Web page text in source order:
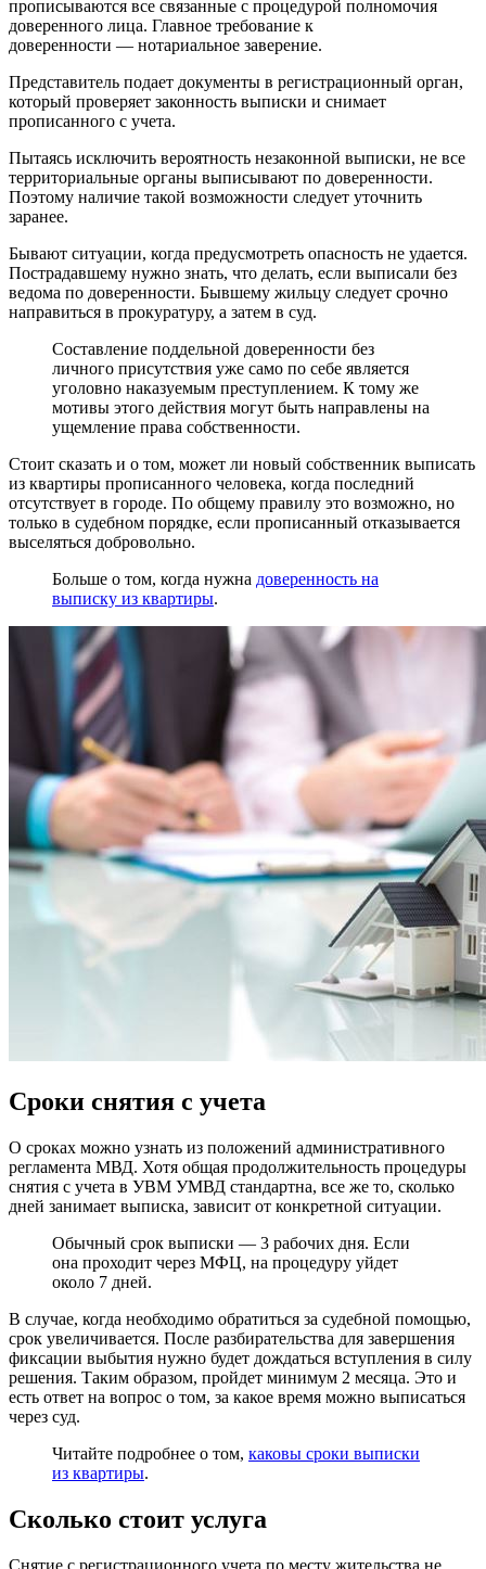
прописываются все связанные с процедурой полномочия
доверенного лица. Главное требование к
доверенности — нотариальное заверение.
Представитель подает документы в регистрационный орган,
который проверяет законность выписки и снимает
прописанного с учета.
Пытаясь исключить вероятность незаконной выписки, не все
территориальные органы выписывают по доверенности.
Поэтому наличие такой возможности следует уточнить
заранее.
Бывают ситуации, когда предусмотреть опасность не удается.
Пострадавшему нужно знать, что делать, если выписали без
ведома по доверенности. Бывшему жильцу следует срочно
направиться в прокуратуру, а затем в суд.
Составление поддельной доверенности без
личного присутствия уже само по себе является
уголовно наказуемым преступлением. К тому же
мотивы этого действия могут быть направлены на
ущемление права собственности.
Стоит сказать и о том, может ли новый собственник выписать
из квартиры прописанного человека, когда последний
отсутствует в городе. По общему правилу это возможно, но
только в судебном порядке, если прописанный отказывается
выселяться добровольно.
Больше о том, когда нужна доверенность на
выписку из квартиры.
Сроки снятия с учета
О сроках можно узнать из положений административного
регламента МВД. Хотя общая продолжительность процедуры
снятия с учета в УВМ УМВД стандартна, все же то, сколько
дней занимает выписка, зависит от конкретной ситуации.
Обычный срок выписки — 3 рабочих дня. Если
она проходит через МФЦ, на процедуру уйдет
около 7 дней.
В случае, когда необходимо обратиться за судебной помощью,
срок увеличивается. После разбирательства для завершения
фиксации выбытия нужно будет дождаться вступления в силу
решения. Таким образом, пройдет минимум 2 месяца. Это и
есть ответ на вопрос о том, за какое время можно выписаться
через суд.
Читайте подробнее о том, каковы сроки выписки
из квартиры.
Сколько стоит услуга
Снятие с регистрационного учета по месту жительства не